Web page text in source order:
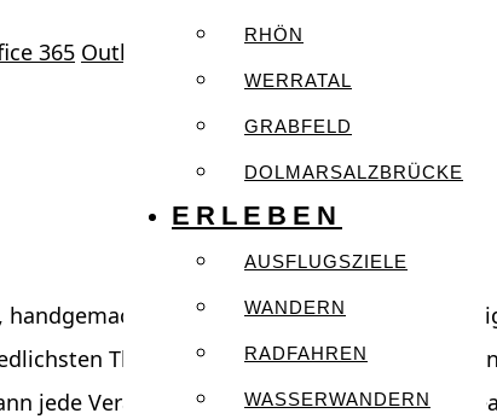
RHÖN
WERRATAL
GRABFELD
DOLMARSALZBRÜCKE
ERLEBEN
AUSFLUGSZIELE
WANDERN
RADFAHREN
WASSERWANDERN
365 Outlook Live
Rockmusik. Die vier Männer
Themen, welche man nicht immer
jede Veranstaltung, sowohl als Vorband,